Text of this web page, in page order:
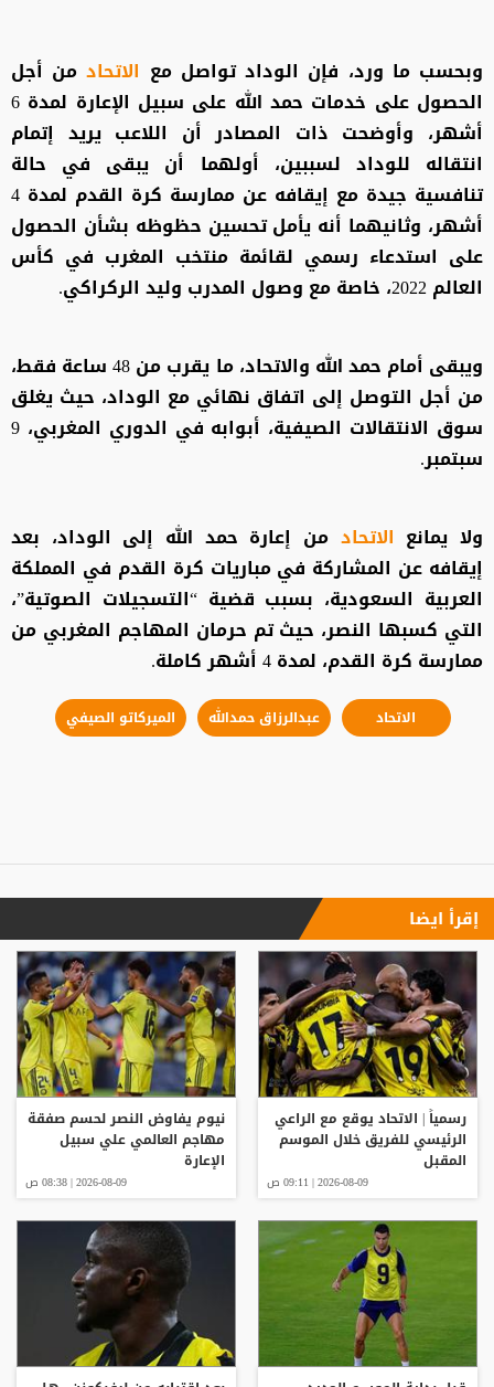
وبحسب ما ورد، فإن الوداد تواصل مع الاتحاد من أجل
الحصول على خدمات حمد الله على سبيل الإعارة لمدة 6
أشهر، وأوضحت ذات المصادر أن اللاعب يريد إتمام
انتقاله للوداد لسببين، أولهما أن يبقى في حالة
تنافسية جيدة مع إيقافه عن ممارسة كرة القدم لمدة 4
أشهر، وثانيهما أنه يأمل تحسين حظوظه بشأن الحصول
على استدعاء رسمي لقائمة منتخب المغرب في كأس
العالم 2022، خاصة مع وصول المدرب وليد الركراكي.
ويبقى أمام حمد الله والاتحاد، ما يقرب من 48 ساعة فقط،
من أجل التوصل إلى اتفاق نهائي مع الوداد، حيث يغلق
سوق الانتقالات الصيفية، أبوابه في الدوري المغربي، 9
سبتمبر.
ولا يمانع الاتحاد من إعارة حمد الله إلى الوداد، بعد
إيقافه عن المشاركة في مباريات كرة القدم في المملكة
العربية السعودية، بسبب قضية “التسجيلات الصوتية”،
التي كسبها النصر، حيث تم حرمان المهاجم المغربي من
ممارسة كرة القدم، لمدة 4 أشهر كاملة.
الاتحاد عبدالرزاق حمدالله الميركاتو الصيفي
إقرأ ايضا
رسمياً | الاتحاد يوقع مع الراعي
الرئيسي للفريق خلال الموسم
المقبل
2026-08-09 | 09:11 ص
نيوم يفاوض النصر لحسم صفقة
مهاجم العالمي علي سبيل
الإعارة
2026-08-09 | 08:38 ص